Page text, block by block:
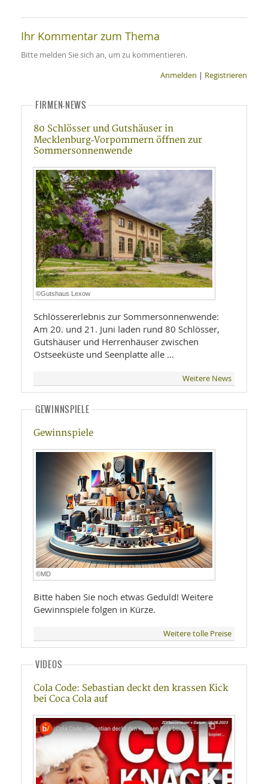
Ihr Kommentar zum Thema
Bitte melden Sie sich an, um zu kommentieren.
Anmelden | Registrieren
FIRMEN-NEWS
80 Schlösser und Gutshäuser in
Mecklenburg‑Vorpommern öffnen zur
Sommersonnenwende
©Gutshaus Lexow
Schlössererlebnis zur Sommersonnenwende:
Am 20. und 21. Juni laden rund 80 Schlösser,
Gutshäuser und Herrenhäuser zwischen
Ostseeküste und Seenplatte alle …
Weitere News
GEWINNSPIELE
Gewinnspiele
©MD
Bitte haben Sie noch etwas Geduld! Weitere
Gewinnspiele folgen in Kürze.
Weitere tolle Preise
VIDEOS
Cola Code: Sebastian deckt den krassen Kick
bei Coca Cola auf